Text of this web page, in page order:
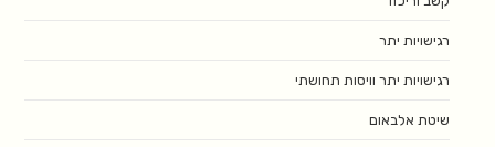
רגישויות יתר
רגישויות יתר וויסות תחושתי
שיטת אלבאום